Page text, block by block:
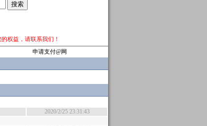
权益，请联系我们 ！
申请支付@网
2020/2/25 23:31:43